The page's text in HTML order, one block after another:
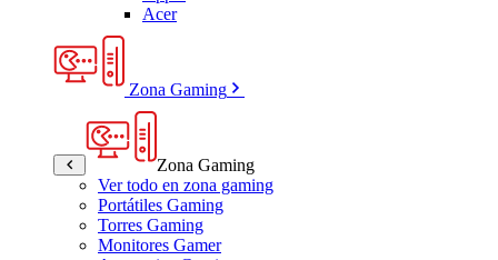
Acer
Zona Gaming
Zona Gaming
Ver todo en zona gaming
Portátiles Gaming
Torres Gaming
Monitores Gamer